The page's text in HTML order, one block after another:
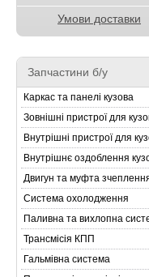
Умови доставки
Запчастини б/у
Каркас та панелі кузова
Зовнішні пристрої для
Внутрішні пристрої для
Внутрішнє оздоблення
Двигун та муфта
Система охолодження
Паливна та вихлопна
Трансмісія КПП
Гальмівна система